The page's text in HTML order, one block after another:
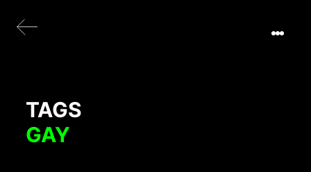
TAGS
GAY